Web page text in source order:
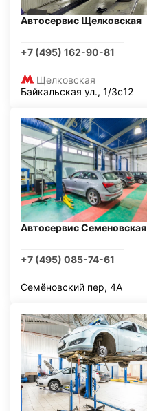
Автосервис Щелковская
+7 (495) 162-90-81
Щелковская
Байкальская ул., 1/3с12
Автосервис Семеновская
+7 (495) 085-74-61
Семёновский пер, 4А